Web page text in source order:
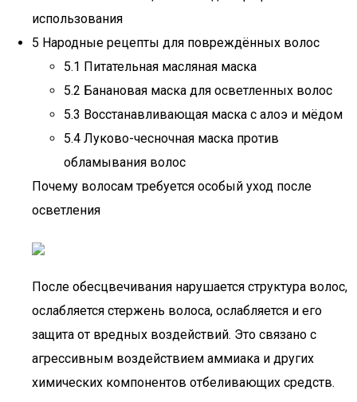
использования
5 Народные рецепты для повреждённых волос
5.1 Питательная масляная маска
5.2 Банановая маска для осветленных волос
5.3 Восстанавливающая маска с алоэ и мёдом
5.4 Луково-чесночная маска против
обламывания волос
Почему волосам требуется особый уход после
осветления
После обесцвечивания нарушается структура волос,
ослабляется стержень волоса, ослабляется и его
защита от вредных воздействий. Это связано с
агрессивным воздействием аммиака и других
химических компонентов отбеливающих средств.